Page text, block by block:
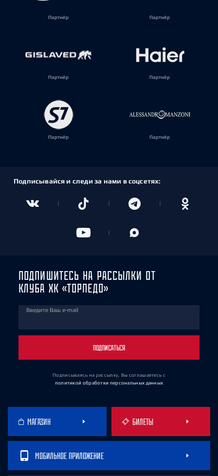
Партнёр Партнёр
Партнёр Партнёр
Партнёр Партнёр
Подписывайся и следи за нами в соцсетях:
ПОДПИШИТЕСЬ НА РАССЫЛКИ ОТ
КЛУБА ХК «ТОРПЕДО»
Введите Ваш e-mail
ПОДПИСАТЬСЯ
Подписываясь на рассылку, Вы соглашаетесь с
политикой обработки персональных данных
МАГАЗИН БИЛЕТЫ
МОБИЛЬНОЕ ПРИЛОЖЕНИЕ